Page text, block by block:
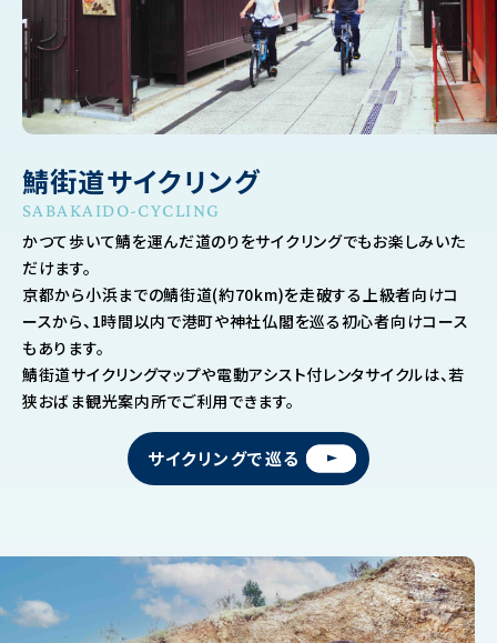
鯖街道サイクリング
SABAKAIDO-CYCLING
かつて歩いて鯖を運んだ道のりをサイクリングでもお楽しみいた
だけます。
京都から小浜までの鯖街道(約70km)を走破する上級者向けコ
ースから、1時間以内で港町や神社仏閣を巡る初心者向けコース
もあります。
鯖街道サイクリングマップや電動アシスト付レンタサイクルは、若
狭おばま観光案内所でご利用できます。
サイクリングで巡る